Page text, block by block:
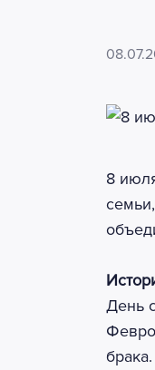
8
День